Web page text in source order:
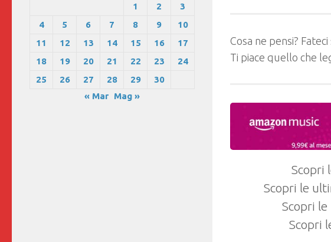
Cosa ne pensi?
Ti piace quello che
Scopri
Scopri le
Scopri
Scopri
1
2
3
4
5 6 7 8 9
10
11
12 13 14 15 16
17
18
19 20 21 22 23
24
25
26 27 28 29
30
« Mar Mag »